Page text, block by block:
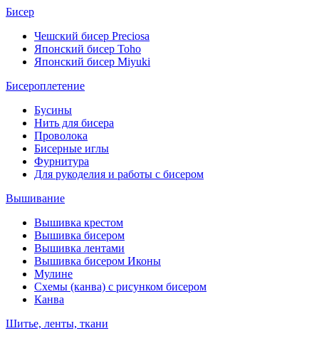
Бисер
Чешский бисер Preciosa
Японский бисер Toho
Японский бисер Miyuki
Бисероплетение
Бусины
Нить для бисера
Проволока
Бисерные иглы
Фурнитура
Для рукоделия и работы с бисером
Вышивание
Вышивка крестом
Вышивка бисером
Вышивка лентами
Вышивка бисером Иконы
Мулине
Схемы (канва) с рисунком бисером
Канва
Шитье, ленты, ткани